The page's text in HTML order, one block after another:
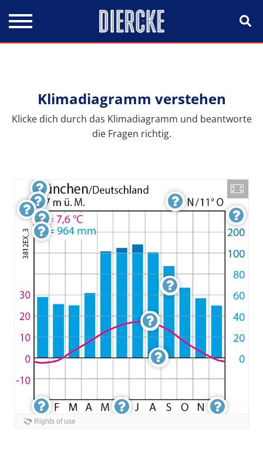
Klimadiagramm verstehen
Klicke dich durch das Klimadiagramm und beantworte
die Fragen richtig.